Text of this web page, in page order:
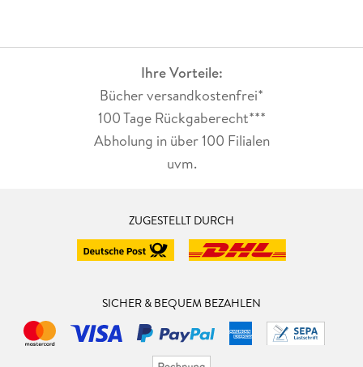
Ihre Vorteile:
Bücher versandkostenfrei*
100 Tage Rückgaberecht***
Abholung in über 100 Filialen
uvm.
ZUGESTELLT DURCH
SICHER & BEQUEM BEZAHLEN